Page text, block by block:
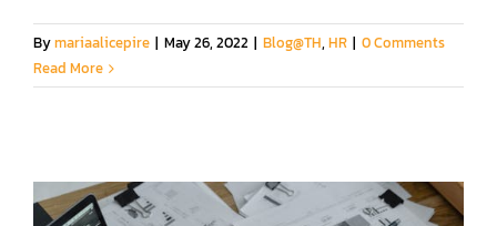
Bymariaalicepire | May 26, 2022 | Blog@TH, HR | 0 Comments
Read More